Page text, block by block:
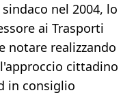
nel 2004, lo
ai Trasporti
notare realizzando
cittadino
in consiglio